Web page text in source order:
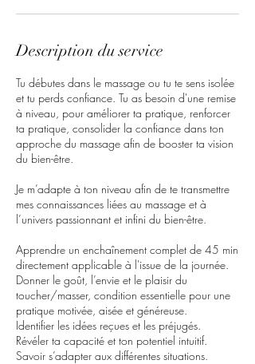
Description du service
Tu débutes dans le massage ou tu te sens isolée
et tu perds confiance. Tu as besoin d'une remise
à niveau, pour améliorer ta pratique, renforcer
ta pratique, consolider la confiance dans ton
approche du massage afin de booster ta vision
du bien-être.
Je m’adapte à ton niveau afin de te transmettre
mes connaissances liées au massage et à
l’univers passionnant et infini du bien-être.
Apprendre un enchaînement complet de 45 min
directement applicable à l'issue de la journée.
Donner le goût, l’envie et le plaisir du
toucher/masser, condition essentielle pour une
pratique motivée, aisée et généreuse.
Identifier les idées reçues et les préjugés.
Révéler ta capacité et ton potentiel intuitif.
Savoir s’adapter aux différentes situations.